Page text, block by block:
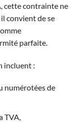
cette contrainte ne
il convient de se
parfaite.
incluent :
numérotées de
TVA,